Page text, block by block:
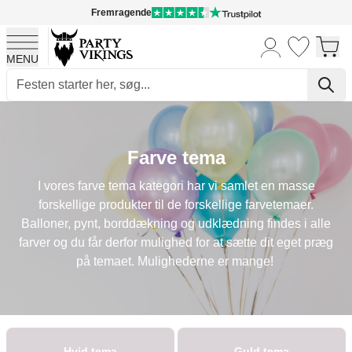
Fremragende
MENU
Farve tema
I vores farve tema kategori har vi samlet en masse
forskellige produkter til de forskellige farvetemaer.
Balloner, pynt, borddækning og udklædning findes i alle
farver og du får derfor mulighed for at sætte dit eget præg
på temaet. Mulighederne er mange!